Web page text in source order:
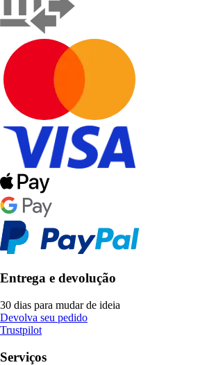
Entrega e devolução
30 dias para mudar de ideia
Devolva seu pedido
Trustpilot
Serviços